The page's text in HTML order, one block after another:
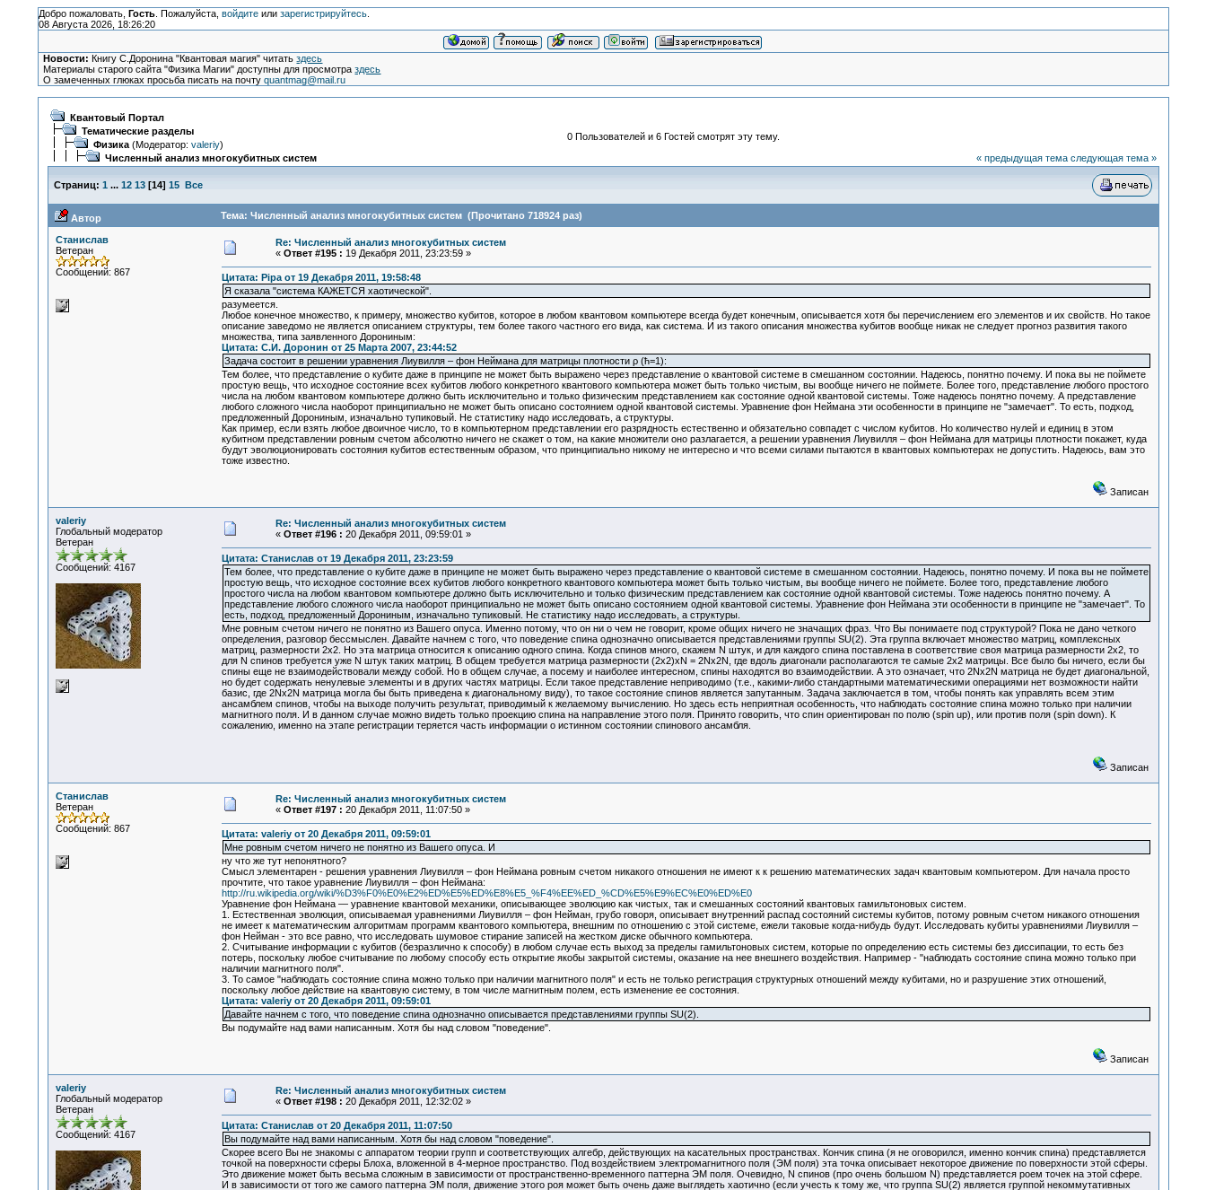
Добро пожаловать, Гость. Пожалуйста, войдитеили зарегистрируйтесь.
08 Августа 2026, 18:26:20
Новости: Книгу С.Доронина "Квантовая магия" читатьздесь
Материалы старого сайта "Физика Магии" доступны для просмотраздесь
О замеченных глюках просьба писать на почтуquantmag@mail.ru
Квантовый Портал
Тематические разделы
Физика(Модератор: valeriy)
Численный анализ многокубитных систем
0 Пользователей и 6 Гостей смотрят эту тему.
« предыдущая тема следующая тема »
Страниц: 1 ... 12 13[14] 15 Все
Автор Тема: Численный анализ многокубитных систем (Прочитано 718924 раз)
Станислав
Ветеран
Сообщений: 867
Re: Численный анализ многокубитных систем
« Ответ #195 : 19 Декабря 2011, 23:23:59 »
Цитата: Pipa от 19 Декабря 2011, 19:58:48
Я сказала "система КАЖЕТСЯ хаотической".
разумеется.
Любое конечное множество, к примеру, множество кубитов, которое в любом квантовом компьютере всегда будет конечным, описывается хотя бы перечислением его элементов и их свойств. Но такое
описание заведомо не является описанием структуры, тем более такого частного его вида, как система. И из такого описания множества кубитов вообще никак не следует прогноз развития такого
множества, типа заявленного Дорониным:
Цитата: С.И. Доронин от 25 Марта 2007, 23:44:52
Задача состоит в решении уравнения Лиувилля – фон Неймана для матрицы плотности ρ (ħ=1):
Тем более, что представление о кубите даже в принципе не может быть выражено через представление о квантовой системе в смешанном состоянии. Надеюсь, понятно почему. И пока вы не поймете
простую вещь, что исходное состояние всех кубитов любого конкретного квантового компьютера может быть только чистым, вы вообще ничего не поймете. Более того, представление любого простого
числа на любом квантовом компьютере должно быть исключительно и только физическим представлением как состояние одной квантовой системы. Тоже надеюсь понятно почему. А представление
любого сложного числа наоборот принципиально не может быть описано состоянием одной квантовой системы. Уравнение фон Неймана эти особенности в принципе не "замечает". То есть, подход,
предложенный Дорониным, изначально тупиковый. Не статистику надо исследовать, а структуры.
Как пример, если взять любое двоичное число, то в компьютерном представлении его разрядность естественно и обязательно совпадет с числом кубитов. Но количество нулей и единиц в этом
кубитном представлении ровным счетом абсолютно ничего не скажет о том, на какие множители оно разлагается, а решении уравнения Лиувилля – фон Неймана для матрицы плотности покажет, куда
будут эволюционировать состояния кубитов естественным образом, что принципиально никому не интересно и что всеми силами пытаются в квантовых компьютерах не допустить. Надеюсь, вам это
тоже известно.
Записан
valeriy
Глобальный модератор
Ветеран
Сообщений: 4167
Re: Численный анализ многокубитных систем
« Ответ #196 : 20 Декабря 2011, 09:59:01 »
Цитата: Станислав от 19 Декабря 2011, 23:23:59
Тем более, что представление о кубите даже в принципе не может быть выражено через представление о квантовой системе в смешанном состоянии. Надеюсь, понятно почему. И пока вы не поймете
простую вещь, что исходное состояние всех кубитов любого конкретного квантового компьютера может быть только чистым, вы вообще ничего не поймете. Более того, представление любого
простого числа на любом квантовом компьютере должно быть исключительно и только физическим представлением как состояние одной квантовой системы. Тоже надеюсь понятно почему. А
представление любого сложного числа наоборот принципиально не может быть описано состоянием одной квантовой системы. Уравнение фон Неймана эти особенности в принципе не "замечает". То
есть, подход, предложенный Дорониным, изначально тупиковый. Не статистику надо исследовать, а структуры.
Мне ровным счетом ничего не понятно из Вашего опуса. Именно потому, что он ни о чем не говорит, кроме общих ничего не значащих фраз. Что Вы понимаете под структурой? Пока не дано четкого
определения, разговор бессмыслен. Давайте начнем с того, что поведение спина однозначно описывается представлениями группы SU(2). Эта группа включает множество матриц, комплексных
матриц, размерности 2х2. Но эта матрица относится к описанию одного спина. Когда спинов много, скажем N штук, и для каждого спина поставлена в соответствие своя матрица размерности 2х2, то
для N спинов требуется уже N штук таких матриц. В общем требуется матрица размерности (2х2)хN = 2Nx2N, где вдоль диагонали располагаются те самые 2х2 матрицы. Все было бы ничего, если бы
спины еще не взаимодействовали между собой. Но в общем случае, а посему и наиболее интересном, спины находятся во взаимодействии. А это означает, что 2Nx2N матрица не будет диагональной,
но будет содержать ненулевые элементы и в других частях матрицы. Если такое представление неприводимо (т.е., какими-либо стандартными математическими операциями нет возможности найти
базис, где 2Nx2N матрица могла бы быть приведена к диагональному виду), то такое состояние спинов является запутанным. Задача заключается в том, чтобы понять как управлять всем этим
ансамблем спинов, чтобы на выходе получить результат, приводимый к желаемому вычислению. Но здесь есть неприятная особенность, что наблюдать состояние спина можно только при наличии
магнитного поля. И в данном случае можно видеть только проекцию спина на направление этого поля. Принято говорить, что спин ориентирован по полю (spin up), или против поля (spin down). К
сожалению, именно на этапе регистрации теряется часть информации о истинном состоянии спинового ансамбля.
Записан
Станислав
Ветеран
Сообщений: 867
Re: Численный анализ многокубитных систем
« Ответ #197 : 20 Декабря 2011, 11:07:50 »
Цитата: valeriy от 20 Декабря 2011, 09:59:01
Мне ровным счетом ничего не понятно из Вашего опуса. И
ну что же тут непонятного?
Смысл элементарен - решения уравнения Лиувилля – фон Неймана ровным счетом никакого отношения не имеют к к решению математических задач квантовым компьютером. Для начала просто
прочтите, что такое уравнение Лиувилля – фон Неймана:
http://ru.wikipedia.org/wiki/%D3%F0%E0%E2%ED%E5%ED%E8%E5_%F4%EE%ED_%CD%E5%E9%EC%E0%ED%E0
Уравнение фон Неймана — уравнение квантовой механики, описывающее эволюцию как чистых, так и смешанных состояний квантовых гамильтоновых систем.
1. Естественная эволюция, описываемая уравнениями Лиувилля – фон Нейман, грубо говоря, описывает внутренний распад состояний системы кубитов, потому ровным счетом никакого отношения
не имеет к математическим алгоритмам программ квантового компьютера, внешним по отношению с этой системе, ежели таковые когда-нибудь будут. Исследовать кубиты уравнениями Лиувилля –
фон Нейман - это все равно, что исследовать шумовое стирание записей на жестком диске обычного компьютера.
2. Считывание информации с кубитов (безразлично к способу) в любом случае есть выход за пределы гамильтоновых систем, которые по определению есть системы без диссипации, то есть без
потерь, поскольку любое считывание по любому способу есть открытие якобы закрытой системы, оказание на нее внешнего воздействия. Например - "наблюдать состояние спина можно только при
наличии магнитного поля".
3. То самое "наблюдать состояние спина можно только при наличии магнитного поля" и есть не только регистрация структурных отношений между кубитами, но и разрушение этих отношений,
поскольку любое действие на квантовую систему, в том числе магнитным полем, есть изменение ее состояния.
Цитата: valeriy от 20 Декабря 2011, 09:59:01
Давайте начнем с того, что поведение спина однозначно описывается представлениями группы SU(2).
Вы подумайте над вами написанным. Хотя бы над словом "поведение".
Записан
valeriy
Глобальный модератор
Ветеран
Сообщений: 4167
Re: Численный анализ многокубитных систем
« Ответ #198 : 20 Декабря 2011, 12:32:02 »
Цитата: Станислав от 20 Декабря 2011, 11:07:50
Вы подумайте над вами написанным. Хотя бы над словом "поведение".
Скорее всего Вы не знакомы с аппаратом теории групп и соответствующих алгебр, действующих на касательных пространствах. Кончик спина (я не оговорился, именно кончик спина) представляется
точкой на поверхности сферы Блоха, вложенной в 4-мерное пространство. Под воздействием электромагнитного поля (ЭМ поля) эта точка описывает некоторое движение по поверхности этой сферы.
Это движение может быть весьма сложным в зависимости от пространственно-временного паттерна ЭМ поля. Очевидно, N спинов (про очень большом N) представляется роем точек на этой сфере.
И в зависимости от того же самого паттерна ЭМ поля, движение этого роя может быть очень даже выглядеть хаотично (если учесть к тому же, что группа SU(2) является группой некоммутативных